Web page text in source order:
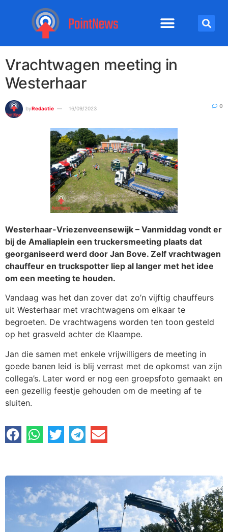
Vrachtwagen meeting in
Westerhaar
byRedactie 16/09/2023 0
Westerhaar-Vriezenveensewijk – Vanmiddag vondt er
bij de Amaliaplein een truckersmeeting plaats dat
georganiseerd werd door Jan Bove. Zelf vrachtwagen
chauffeur en truckspotter liep al langer met het idee
om een meeting te houden.
Vandaag was het dan zover dat zo’n vijftig chauffeurs
uit Westerhaar met vrachtwagens om elkaar te
begroeten. De vrachtwagens worden ten toon gesteld
op het grasveld achter de Klaampe.
Jan die samen met enkele vrijwilligers de meeting in
goede banen leid is blij verrast met de opkomst van zijn
collega’s. Later word er nog een groepsfoto gemaakt en
een gezellig feestje gehouden om de meeting af te
sluiten.